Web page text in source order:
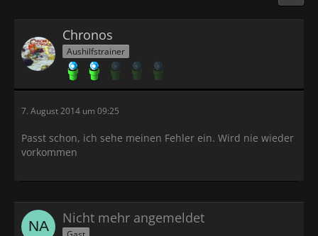
Chronos
Aushilfstrainer
7. August 2014 um 09:25
Passt schon, ich sehe meinen Fehler ein. Wird nie wieder
vorkommen
Nicht mehr angemeldet